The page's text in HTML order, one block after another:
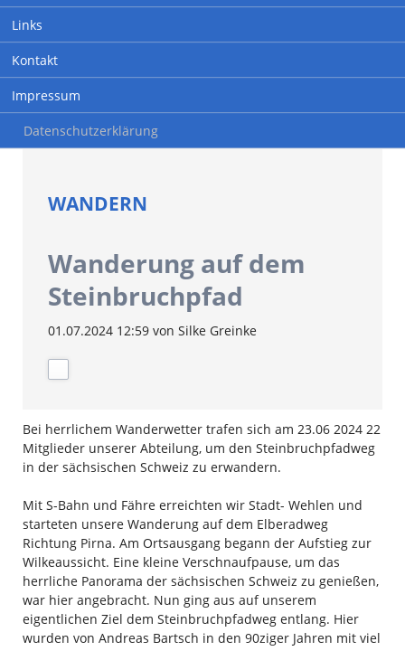
Links
Kontakt
Impressum
Datenschutzerklärung
WANDERN
Wanderung auf dem
Steinbruchpfad
01.07.2024 12:59von Silke Greinke
Bei herrlichem Wanderwetter trafen sich am 23.06 2024 22
Mitglieder unserer Abteilung, um den Steinbruchpfadweg
in der sächsischen Schweiz zu erwandern.
Mit S-Bahn und Fähre erreichten wir Stadt- Wehlen und
starteten unsere Wanderung auf dem Elberadweg
Richtung Pirna. Am Ortsausgang begann der Aufstieg zur
Wilkeaussicht. Eine kleine Verschnaufpause, um das
herrliche Panorama der sächsischen Schweiz zu genießen,
war hier angebracht. Nun ging aus auf unserem
eigentlichen Ziel dem Steinbruchpfadweg entlang. Hier
wurden von Andreas Bartsch in den 90ziger Jahren mit viel